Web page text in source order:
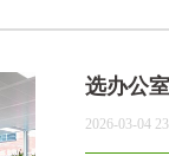
选办公
2026-03-04